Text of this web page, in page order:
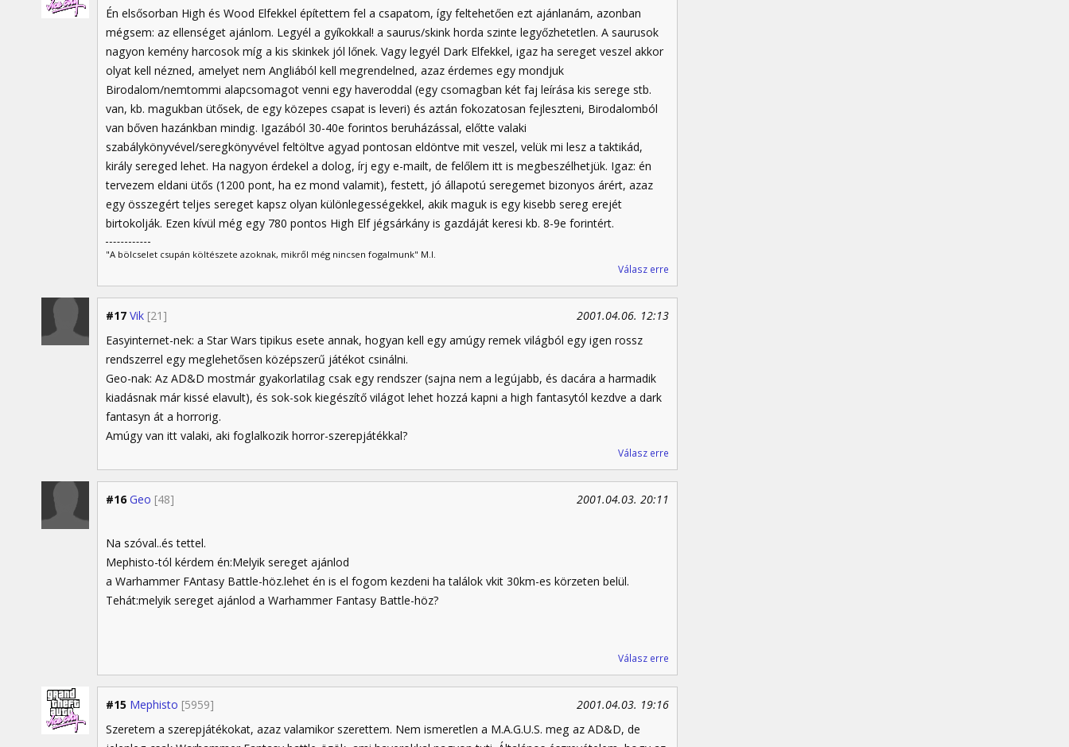
Én elsősorban High és Wood Elfekkel építettem fel a csapatom, így feltehetően ezt ajánlanám, azonban
mégsem: az ellenséget ajánlom. Legyél a gyíkokkal! a saurus/skink horda szinte legyőzhetetlen. A saurusok
nagyon kemény harcosok míg a kis skinkek jól lőnek. Vagy legyél Dark Elfekkel, igaz ha sereget veszel akkor
olyat kell nézned, amelyet nem Angliából kell megrendelned, azaz érdemes egy mondjuk
Birodalom/nemtommi alapcsomagot venni egy haveroddal (egy csomagban két faj leírása kis serege stb.
van, kb. magukban ütősek, de egy közepes csapat is leveri) és aztán fokozatosan fejleszteni, Birodalomból
van bőven hazánkban mindig. Igazából 30-40e forintos beruházással, előtte valaki
szabálykönyvével/seregkönyvével feltöltve agyad pontosan eldöntve mit veszel, velük mi lesz a taktikád,
király sereged lehet. Ha nagyon érdekel a dolog, írj egy e-mailt, de felőlem itt is megbeszélhetjük. Igaz: én
tervezem eldani ütős (1200 pont, ha ez mond valamit), festett, jó állapotú seregemet bizonyos árért, azaz
egy összegért teljes sereget kapsz olyan különlegességekkel, akik maguk is egy kisebb sereg erejét
birtokolják. Ezen kívül még egy 780 pontos High Elf jégsárkány is gazdáját keresi kb. 8-9e forintért.
"A bölcselet csupán költészete azoknak, mikről még nincsen fogalmunk" M.I.
Válasz erre
#17 Vik [21]
2001.04.06. 12:13
Easyinternet-nek: a Star Wars tipikus esete annak, hogyan kell egy amúgy remek világból egy igen rossz
rendszerrel egy meglehetősen középszerű játékot csinálni.
Geo-nak: Az AD&D mostmár gyakorlatilag csak egy rendszer (sajna nem a legújabb, és dacára a harmadik
kiadásnak már kissé elavult), és sok-sok kiegészítő világot lehet hozzá kapni a high fantasytól kezdve a dark
fantasyn át a horrorig.
Amúgy van itt valaki, aki foglalkozik horror-szerepjátékkal?
Válasz erre
#16 Geo [48] 2001.04.03. 20:11
Na szóval..és tettel.
Mephisto-tól kérdem én:Melyik sereget ajánlod
a Warhammer FAntasy Battle-höz.lehet én is el fogom kezdeni ha találok vkit 30km-es körzeten belül.
Tehát:melyik sereget ajánlod a Warhammer Fantasy Battle-höz?
Válasz erre
#15 Mephisto [5959]
2001.04.03. 19:16
Szeretem a szerepjátékokat, azaz valamikor szerettem. Nem ismeretlen a M.A.G.U.S. meg az AD&D, de